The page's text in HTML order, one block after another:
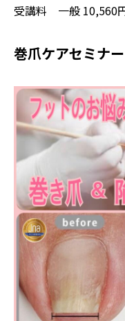
受講料 一般 10,560
巻爪ケアセミナー